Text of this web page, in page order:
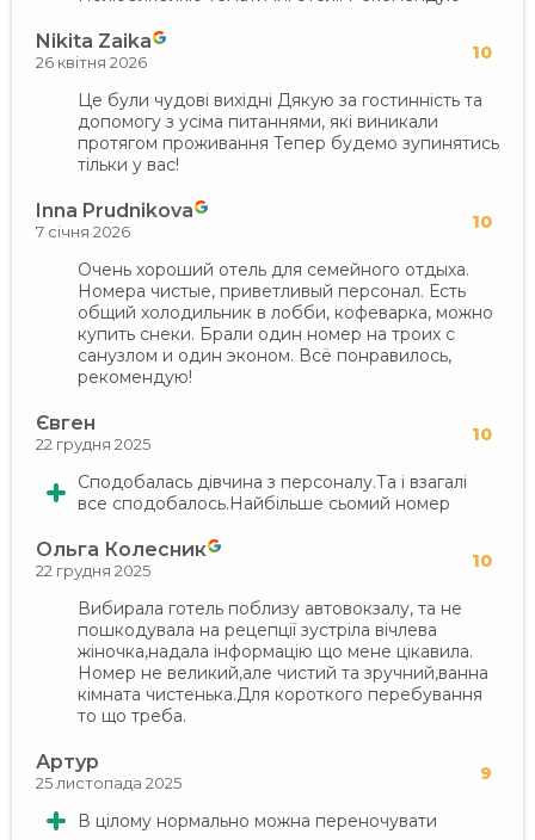
Nikita Zaika 10
26 квітня 2026
Це були чудові вихідні Дякую за гостинність та
допомогу з усіма питаннями, які виникали
протягом проживання Тепер будемо зупинятись
тільки у вас!
Inna Prudnikova 10
7 січня 2026
Очень хороший отель для семейного отдыха.
Номера чистые, приветливый персонал. Есть
общий холодильник в лобби, кофеварка, можно
купить снеки. Брали один номер на троих с
санузлом и один эконом. Всё понравилось,
рекомендую!
Євген 10
22 грудня 2025
Сподобалась дівчина з персоналу.Та і взагалі
все сподобалось.Найбільше сьомий номер
Ольга Колесник 10
22 грудня 2025
Вибирала готель поблизу автовокзалу, та не
пошкодувала на рецепції зустріла вічлева
жіночка,надала інформацію що мене цікавила.
Номер не великий,але чистий та зручний,ванна
кімната чистенька.Для короткого перебування
то що треба.
Артур 9
25 листопада 2025
В цілому нормально можна переночувати